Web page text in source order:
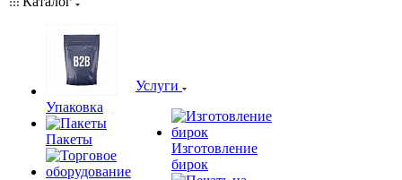
Упаковка
Пакеты
Услуги
Изготовление
бирок